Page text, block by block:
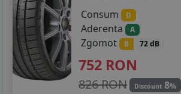
Consum
D
Aderenta A
Zgomot B 72 dB
752 RON
826 RON Discount 8%